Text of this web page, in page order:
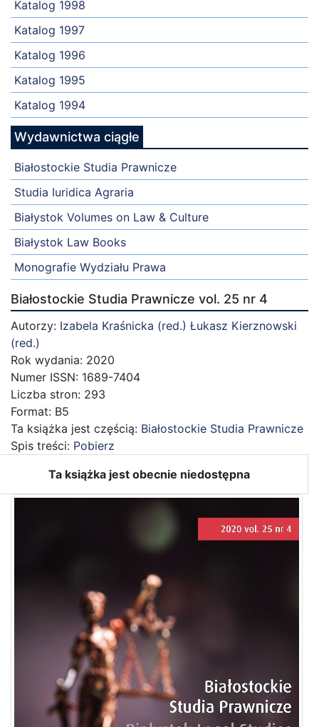
Katalog 1998
Katalog 1997
Katalog 1996
Katalog 1995
Katalog 1994
Wydawnictwa ciągłe
Białostockie Studia Prawnicze
Studia Iuridica Agraria
Białystok Volumes on Law & Culture
Białystok Law Books
Monografie Wydziału Prawa
Białostockie Studia Prawnicze vol. 25 nr 4
Autorzy: Izabela Kraśnicka (red.) Łukasz Kierznowski
(red.)
Rok wydania: 2020
Numer ISSN: 1689-7404
Liczba stron: 293
Format: B5
Ta książka jest częścią: Białostockie Studia Prawnicze
Spis treści: Pobierz
Ta książka jest obecnie niedostępna